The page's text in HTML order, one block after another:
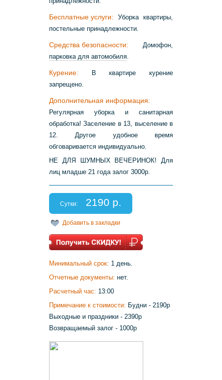
Бесплатные услуги: Уборка квартиры,
постельные принадлежности.
Средства безопасности: Домофон,
парковка для автомобиля
Курение: В квартире курение
запрещено.
Дополнительная информация:
Регулярная уборка и санитарная
обработка! Заселение в 13, выселение в
12. Другое удобное время
обговаривается индивидуально.
НЕ ДЛЯ ШУМНЫХ ВЕЧЕРИНОК! Для
лиц младше 21 года залог 3000р.
Сутки: 2190 р.
Добавить в закладки
Минимальный срок: 1 день.
Отчетные документы: нет.
Расчетный час: 13:00
Примечание к стоимости: Будни - 2190р
Выходные и праздники - 2390р
Возвращаемый залог - 1000р